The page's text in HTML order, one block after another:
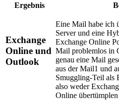
Ergebnis
Exchange
Online und
Outlook
Eine Mail habe ich
Server und eine
Exchange Online
Mail problemlos in
genau eine Mail
aus der Mail1 und
Smuggling-Teil als
also weder
Online übertümplen